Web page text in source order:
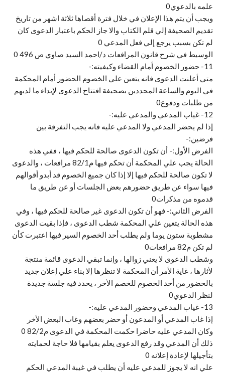
علمه بالدعوي0
ويجب أن يتم هذا الإعلان في خلال فترة أقصاها ثلاثة اشهر من تاريخ
تقديم الصحيفة إلي قلم الكتاب والا جاز الحكم باعتبار الدعوى كان
لم تكن بسبب يرجع إلي فعل المدعي 0
الوسيط في شرح قانون المرافعات د/احمد السيد صاوي ص 496 0
11- حضور الخصوم أمام القضاء وكيفيته:-
متي أعلنت الدعوى فانه يتعين علي الخصوم الحضور أمام المحكمة
في اليوم والساعة المحددين بصحيفة افتتاح الدعوى لإبداء ما لديهم
من طلبات ودفوع0
12- غياب المدعي والمدعي عليه:-
إذا لم يحضر المدعي ولا المدعي عليه فانه يجب التفرقة بين
فرضين:-
الفرض الأول:- أن تكون الدعوى صالحة للحكم فيها ، ففي هذه
الحالة يجب علي المحكمة أن تحكم فيها م82/1 مرافعات ، والدعوى
لا تكون صالحة للحكم فيها إلا إذا كان جميع الخصوم قد أبدو أقوالهم
فيها سواء عن طريق حضورهم بعض الجلسات أو عن طريق ما
قدموه من مذكرات0
الفرض الثاني:- فهو أن تكون الدعوى غير صالحة للحكم فيها ، وفي
هذه الحالة يتعين علي المحكمة شطب الدعوى ، فإذا بقيت الدعوى
مشطوبة ستون يوما ولم يطلب أحد الخصوم السير فيها اعتبرت كأن
لم تكن م82 مرافعات0
وشطب الدعوى لا يعني زوالها ، وإنما تبقي الدعوى قائمة منتجة
لأثارها ، غاية الأمر أن المحكمة لا تنظرها إلا بناء علي إعلان جديد
بالحضور من أحد الخصوم للخصم الأخر ، يحدد فيه جلسة جديدة
لنظر الدعوي0
13- غياب المدعي وحضور المدعي عليه:-
إذا غاب المدعي أو المدعون أو حضر بعضهم وغاب البعض الأخر
وكان المدعي عليه حاضرا حكمت المحكمة في الدعوى م82/2 0
ذلك أن المدعي وقد رفع الدعوى يعلم بقيامها فلا حاجة لحمايته
بتأجيلها لإعادة إعلانه 0
علي انه لا يجوز للمدعي عليه أن يطلب في غيبة المدعي الحكم